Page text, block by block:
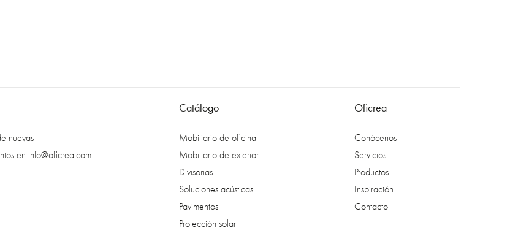
nuevas
en info@oficrea.com.
Catálogo
Mobiliario de oficina
Mobiliario de exterior
Divisorias
Soluciones acústicas
Pavimentos
Protección solar
Oficrea
Conócenos
Servicios
Productos
Inspiración
Contacto